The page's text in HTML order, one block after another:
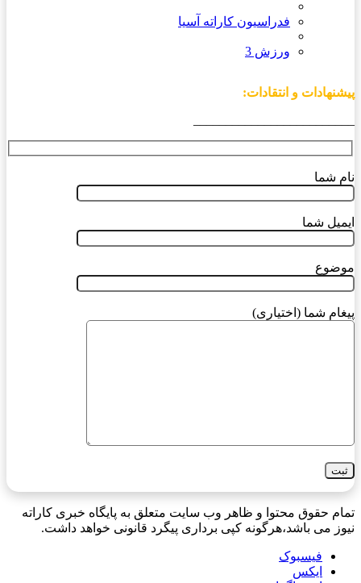
فدراسیون کاراته آسیا
ورزش 3
پیشنهادات و انتقادات:
نام شما
ایمیل شما
موضوع
پیغام شما (اختیاری)
تمام حقوق محتوا و ظاهر وب سایت متعلق به پایگاه خبری کاراته
نیوز می باشد،هرگونه کپی برداری پیگرد قانونی خواهد داشت.
فیسبوک
ایکس